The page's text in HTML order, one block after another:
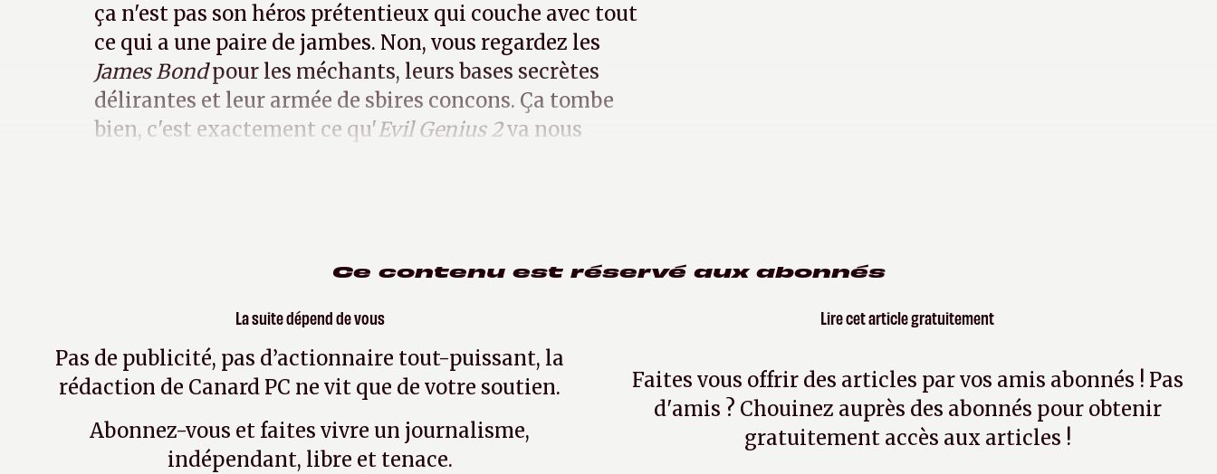
ça n'est pas son héros prétentieux qui couche avec tout
ce qui a une paire de jambes. Non, vous regardez les
James Bondpour les méchants, leurs bases secrètes
délirantes et leur armée de sbires concons. Ça tombe
bien, c'est exactement ce qu'Evil Genius 2va nous
Ce contenu est réservé aux abonnés
La suite dépend de vous
Pas de publicité, pas d’actionnaire tout-puissant, la
rédaction de Canard PC ne vit que de votre soutien.
Abonnez-vous et faites vivre un journalisme,
indépendant, libre et tenace.
Lire cet article gratuitement
Faites vous offrir des articles par vos amis abonnés ! Pas
d'amis ? Chouinez auprès des abonnés pour obtenir
gratuitement accès aux articles !